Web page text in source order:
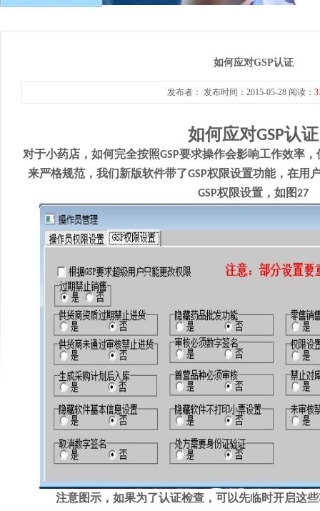
如何应对GSP认证
发布者： 发布时间：2015-05-28 阅读：
如何应对GSP认证
对于小药店，如何完全按照GSP要求操作会影响工作效率
来严格规范，我们新版软件带了GSP权限设置功能，在用
GSP权限设置，如图27
注意图示，如果为了认证检查，可以先临时开启这